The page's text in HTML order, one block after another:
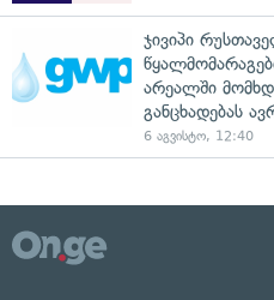
ჯივიპი
არეალში
განცხადებას
6 აგვისტო, 12:40